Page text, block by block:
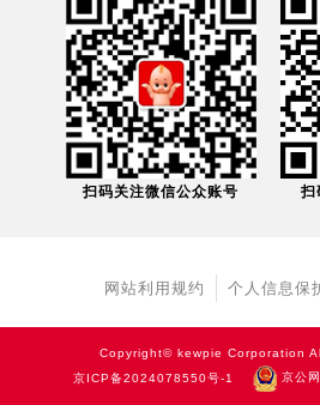
扫码关注微信公众账号 扫
网站利用规约 个人信息保
Copyright© kewpie Corporation
京ICP备2024078550号-1
京公